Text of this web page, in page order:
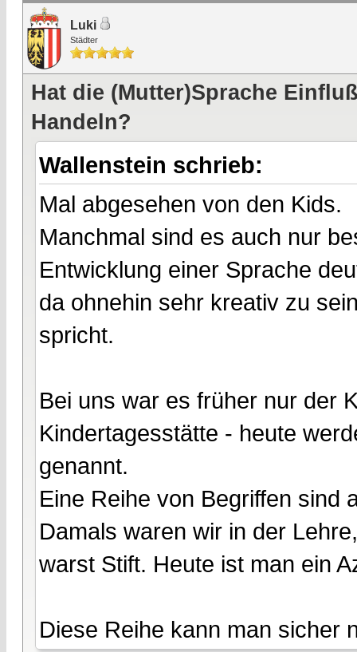
Luki
Städter
Hat die (Mutter)Sprache
Handeln?
Wallenstein schrieb:
Mal abgesehen von den Kids.
Manchmal sind es auch nur
Entwicklung einer Sprache
da ohnehin sehr kreativ zu
spricht.
Bei uns war es früher nur der
Kindertagesstätte - heute
genannt.
Eine Reihe von Begriffen sind
Damals waren wir in der
warst Stift. Heute ist man ein
Diese Reihe kann man sicher